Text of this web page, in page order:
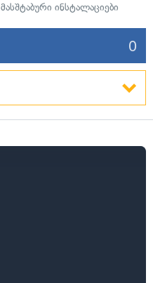
მასშტაბური ინსტალაციები
0